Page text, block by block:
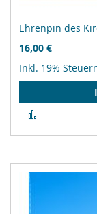
Ehrenpin des
16,00 €
Inkl. 19%
hinzufügen